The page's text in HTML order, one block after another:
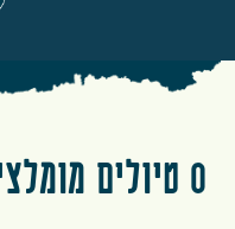
0 טיולים מומלצים בעומאן